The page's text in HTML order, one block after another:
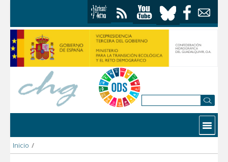
Contactar
Inicio /